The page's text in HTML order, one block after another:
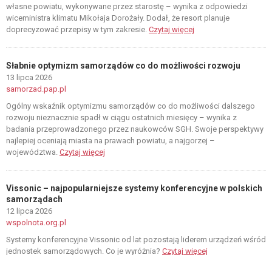
własne powiatu, wykonywane przez starostę – wynika z odpowiedzi
wiceministra klimatu Mikołaja Dorożały. Dodał, że resort planuje
doprecyzować przepisy w tym zakresie. Czytaj więcej
Słabnie optymizm samorządów co do możliwości rozwoju
13 lipca 2026
samorzad.pap.pl
Ogólny wskaźnik optymizmu samorządów co do możliwości dalszego
rozwoju nieznacznie spadł w ciągu ostatnich miesięcy – wynika z
badania przeprowadzonego przez naukowców SGH. Swoje perspektywy
najlepiej oceniają miasta na prawach powiatu, a najgorzej –
województwa. Czytaj więcej
Vissonic – najpopularniejsze systemy konferencyjne w polskich
samorządach
12 lipca 2026
wspolnota.org.pl
Systemy konferencyjne Vissonic od lat pozostają liderem urządzeń wśród
jednostek samorządowych. Co je wyróżnia? Czytaj więcej